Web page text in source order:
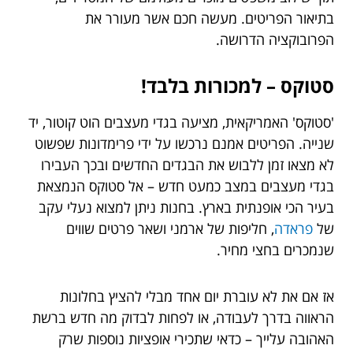
בתיאור הפריטים. מעשה חכם אשר מעורר את
הפרובוקציה הדרושה.
סטוקס – למכורות בלבד!
'סטוקס' האמריקאית, מציעה בגדי מעצבים הוט קוטור, יד
שנייה. הפריטים אמנם נרכשו על ידי פרימדונות שפשוט
לא מצאו זמן ללבוש את הבגדים החדשים ובכך העבירו
בגדי מעצבים במצב כמעט חדש – אל סטוקס הנמצאת
בעיר הכי אופנתית בארץ. בחנות ניתן למצוא נעלי עקב
של פראדה, חליפות של ארמני ושאר פרטים שווים
שנמכרים בחצי מחיר.
אז אם את לא עוברת יום אחד מבלי להציץ בחלונות
הראווה בדרך לעבודה, או לפחות לבדוק מה חדש ברשת
האהובה עלייך – כדאי שתכירי אופציות נוספות שרק